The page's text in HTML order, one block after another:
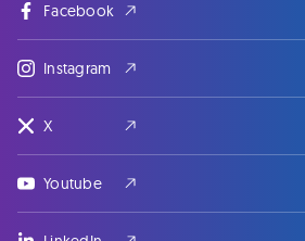
Facebook
Instagram
X
Youtube